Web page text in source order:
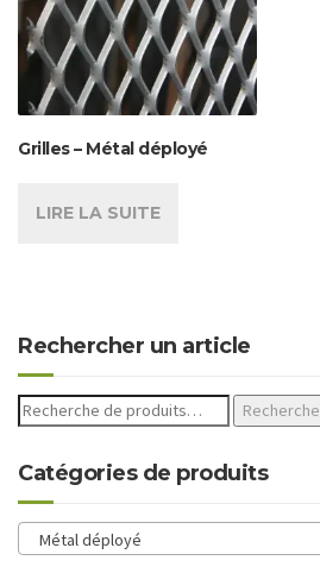
Grilles – Métal déployé
LIRE LA SUITE
Rechercher un article
Recherche
Catégories de produits
Métal déployé